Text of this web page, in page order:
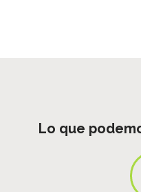
Lo que